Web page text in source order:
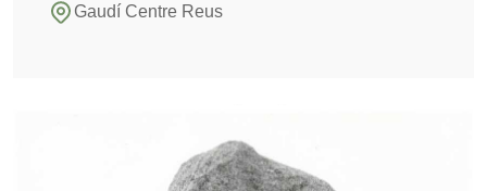
Gaudí Centre Reus